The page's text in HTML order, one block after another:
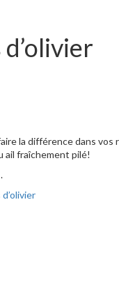
la différence dans
ail fraîchement pilé!